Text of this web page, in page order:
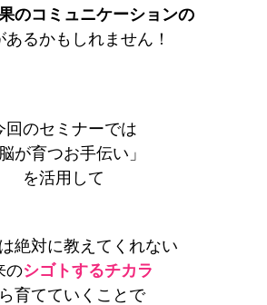
のコミュニケーションの
あるかもしれません！
回のセミナーでは
脳が育つお手伝い」
を活用して
絶対に教えてくれない
のシゴトするチカラ
育てていくことで